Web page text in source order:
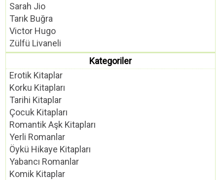
Sarah Jio
Tarık Buğra
Victor Hugo
Zülfü Livaneli
Kategoriler
Erotik Kitaplar
Korku Kitapları
Tarihi Kitaplar
Çocuk Kitapları
Romantik Aşk Kitapları
Yerli Romanlar
Öykü Hikaye Kitapları
Yabancı Romanlar
Komik Kitaplar